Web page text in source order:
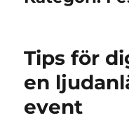
Tips för
en
event